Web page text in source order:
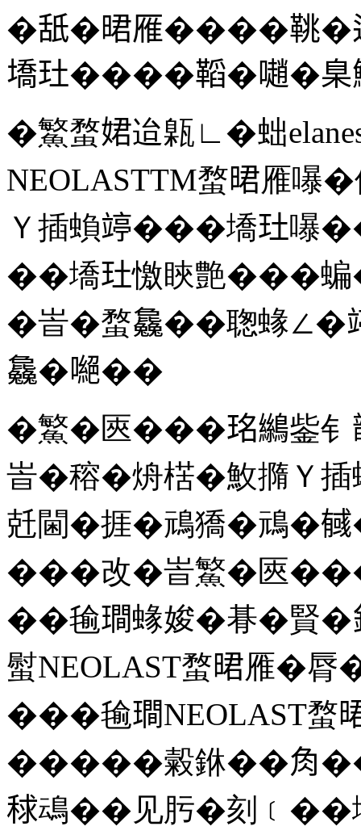
�舐�𣇉雁����鞉�
墧𤣰����鞱�𡁻�臬
�鰵蝥𡝗迨甈∟�䖦
NEOLASTTM蝥𣇉雁
Ｙ插蝜𥪜���墧𤣰嚗
��墧𤣰憿䀹艶���
�峕�蝥𣬚��聦蝝
𣬚�𠾼��
�鰵�匧���𤥁𪆓鈭
峕�穃�烐楛�䰻撱Ｙ
兛閫�捱�䲮獢�䲮
���改�峕鰵�匧
��毺𤩎蝝㛖�朞�賢
螱NEOLAST蝥𣇉雁�
���毺𤩎NEOLAST蝥
�����糓銝
𥟇䲰��见肟�刻﹝��